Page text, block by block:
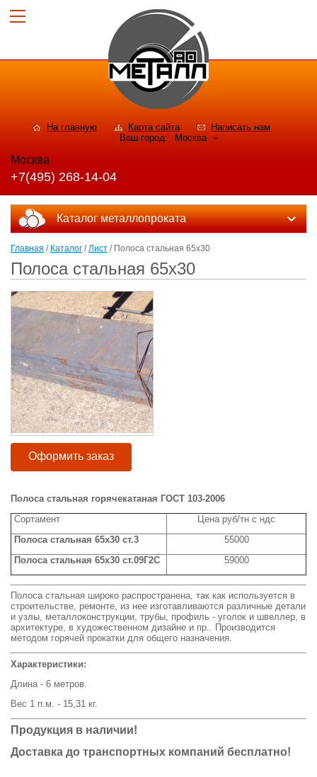
На главную Карта сайта
Написать нам
Ваш город:
Москва
Москва
+7(495) 268-14-04
Каталог металлопроката
Главная / Каталог /Лист / Полоса стальная 65x30
Полоса стальная 65x30
Оформить заказ
Полоса стальная горячекатаная ГОСТ 103-2006
Сортамент
Цена руб/тн с ндс
Полоса стальная 65x30 ст.3
55000
Полоса стальная 65x30 ст.09Г2С
59000
Полоса стальная широко распространена, так как используется в
строительстве, ремонте, из нее изготавливаются различные детали
и узлы, металлоконструкции, трубы, профиль - уголок и швеллер, в
архитектуре, в художественном дизайне и пр.. Производится
методом горячей прокатки для общего назначения.
Характеристики:
Длина - 6 метров.
Вес 1 п.м. - 15,31 кг.
Продукция в наличии!
Доставка до транспортных компаний бесплатно!